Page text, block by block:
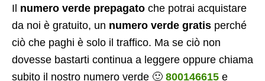
Il numero verde prepagato che potrai acquistare
da noi è gratuito, un numero verde gratis perché
ciò che paghi è solo il traffico. Ma se ciò non
dovesse bastarti continua a leggere oppure chiama
subito il nostro numero verde 🙂 800146615 e